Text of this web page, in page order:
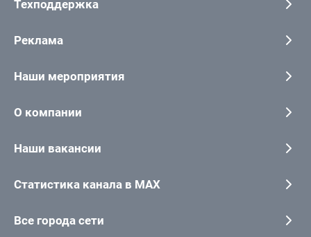
Техподдержка
Реклама
Наши мероприятия
О компании
Наши вакансии
Статистика канала в MAX
Все города сети